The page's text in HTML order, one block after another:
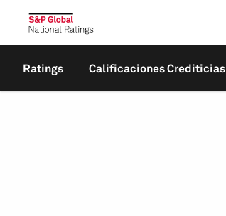
Ratings Calificaciones Crediticias